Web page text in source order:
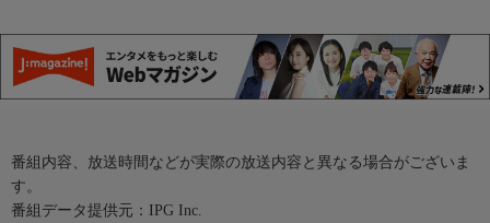
番組内容、放送時間などが実際の放送内容と異なる場合がございま
す。
番組データ提供元：IPG Inc.